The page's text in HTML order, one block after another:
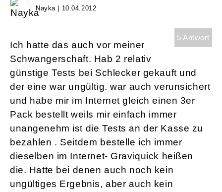
Nayka | 10.04.2012
5 Antwort
Ich hatte das auch vor meiner
Schwangerschaft. Hab 2 relativ
günstige Tests bei Schlecker gekauft und
der eine war ungültig. war auch verunsichert
und habe mir im Internet gleich einen 3er
Pack bestellt weils mir einfach immer
unangenehm ist die Tests an der Kasse zu
bezahlen . Seitdem bestelle ich immer
dieselben im Internet- Graviquick heißen
die. Hatte bei denen auch noch kein
ungültiges Ergebnis, aber auch kein